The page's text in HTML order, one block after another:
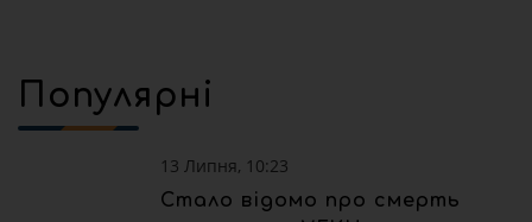
Популярні
13 Липня, 10:23
Стало відомо про смерть